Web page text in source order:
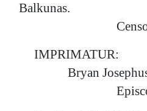
Balkunas.
Censor
IMPRIMATUR:
Bryan Josephus
Episcopus